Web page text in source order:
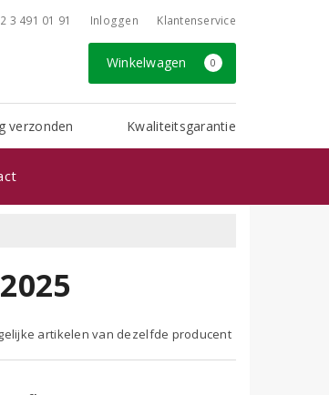
3 491 01 91 Inloggen Klantenservice
Winkelwagen 0
verzonden Kwaliteitsgarantie
artikelen van dezelfde producent